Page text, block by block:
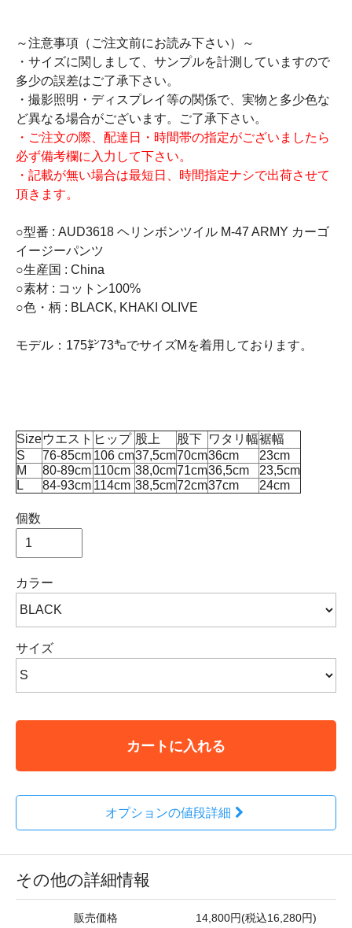
～注意事項（ご注文前にお読み下さい）～
・サイズに関しまして、サンプルを計測していますので
多少の誤差はご了承下さい。
・撮影照明・ディスプレイ等の関係で、実物と多少色な
ど異なる場合がございます。ご了承下さい。
・ご注文の際、配達日・時間帯の指定がございましたら
必ず備考欄に入力して下さい。
・記載が無い場合は最短日、時間指定ナシで出荷させて
頂きます。
○型番 : AUD3618 ヘリンボンツイル M-47 ARMY カーゴ
イージーパンツ
○生産国 : China
○素材 : コットン100%
○色・柄 : BLACK, KHAKI OLIVE
モデル：175㌢73㌔でサイズMを着用しております。
Sizeウエスト ヒップ 股上 股下 ワタリ幅裾幅
S
76-85cm 106 cm37,5cm70cm36cm
23cm
M
80-89cm 110cm 38,0cm71cm36,5cm
23,5cm
L
84-93cm 114cm 38,5cm72cm37cm 24cm
個数
カラー
サイズ
カートに入れる
オプションの値段詳細
その他の詳細情報
販売価格 14,800円(税込16,280円)